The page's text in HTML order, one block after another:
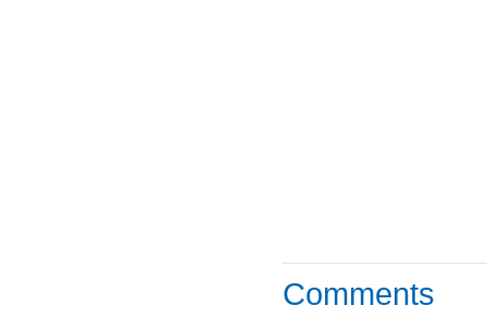
Comments